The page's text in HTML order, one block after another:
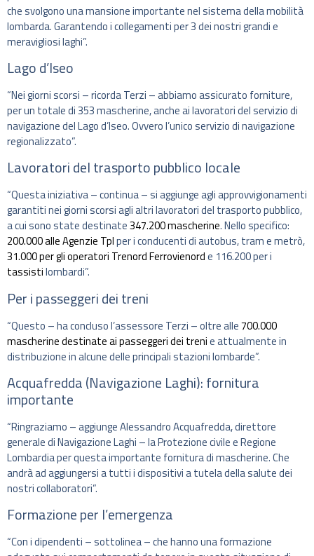
che svolgono una mansione importante nel sistema della mobilità
lombarda. Garantendo i collegamenti per 3 dei nostri grandi e
meravigliosi laghi”.
Lago d’Iseo
“Nei giorni scorsi – ricorda Terzi – abbiamo assicurato forniture,
per un totale di 353 mascherine, anche ai lavoratori del servizio di
navigazione del Lago d’Iseo. Ovvero l’unico servizio di navigazione
regionalizzato”.
Lavoratori del trasporto pubblico locale
“Questa iniziativa – continua – si aggiunge agli approvvigionamenti
garantiti nei giorni scorsi agli altri lavoratori del trasporto pubblico,
a cui sono state destinate347.200 mascherine. Nello specifico:
200.000 alle Agenzie Tplper i conducenti di autobus, tram e metrò,
31.000 per gli operatori Trenord Ferrovienorde 116.200 per i
tassistilombardi”.
Per i passeggeri dei treni
“Questo – ha concluso l’assessore Terzi – oltre alle700.000
mascherine destinate ai passeggeri dei trenie attualmente in
distribuzione in alcune delle principali stazioni lombarde”.
Acquafredda (Navigazione Laghi): fornitura
importante
“Ringraziamo – aggiunge Alessandro Acquafredda, direttore
generale di Navigazione Laghi – la Protezione civile e Regione
Lombardia per questa importante fornitura di mascherine. Che
andrà ad aggiungersi a tutti i dispositivi a tutela della salute dei
nostri collaboratori”.
Formazione per l’emergenza
“Con i dipendenti – sottolinea – che hanno una formazione